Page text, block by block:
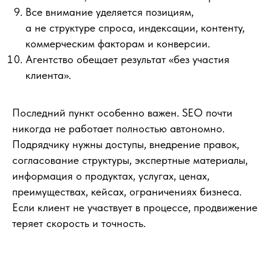
Все внимание уделяется позициям,
а не структуре спроса, индексации, контенту,
коммерческим факторам и конверсии.
Агентство обещает результат «без участия
клиента».
Последний пункт особенно важен. SEO почти
никогда не работает полностью автономно.
Подрядчику нужны доступы, внедрение правок,
согласование структуры, экспертные материалы,
информация о продуктах, услугах, ценах,
преимуществах, кейсах, ограничениях бизнеса.
Если клиент не участвует в процессе, продвижение
теряет скорость и точность.